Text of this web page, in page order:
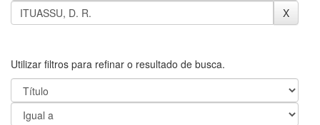
Utilizar filtros para refinar o resultado de busca.